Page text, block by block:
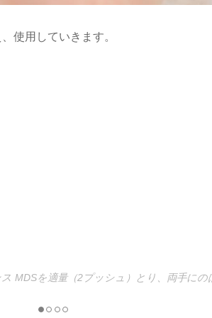
使用していきます。
MDSを適量（2プッシュ）とり、両手にの